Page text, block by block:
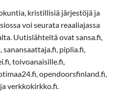
kristillisiä järjestöjä ja
voi seurata reaaliajassa
Uutislähteitä ovat sansa.fi,
sanansaattaja.fi, piplia.fi,
toivoanaisille.fi,
opendoorsfinland.fi,
verkkokirkko.fi.